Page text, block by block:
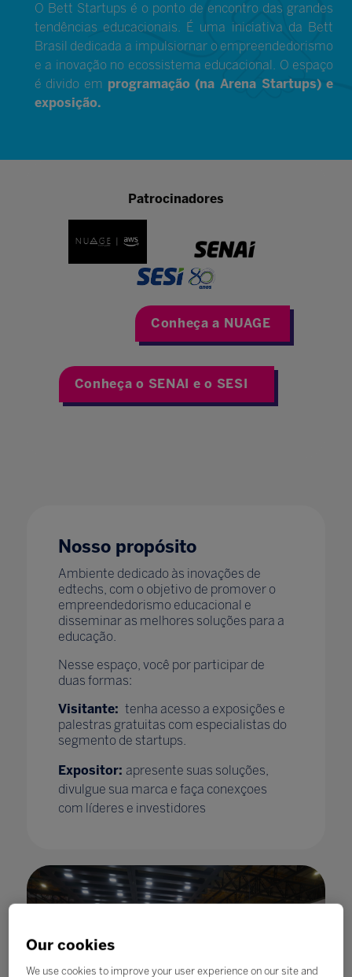
O Bett Startups é o ponto de encontro das grandes
tendências educacionais. É uma iniciativa da Bett
Brasil dedicada a impulsiornar o empreendedorismo
e a inovação no ecossistema educacional. O espaço
é divido em programação (na Arena Startups) e
exposição.
Patrocinadores
Conheça a NUAGE
Conheça o SENAI e o SESI
Nosso propósito
Ambiente dedicado às inovações de
edtechs, com o objetivo de promover o
empreendedorismo educacional e
disseminar as melhores soluções para a
educação.
Nesse espaço, você por participar de
duas formas:
Visitante: tenha acesso a exposições e
palestras gratuitas com especialistas do
segmento de startups.
Expositor: apresente suas soluções,
divulgue sua marca e faça conexçoes
com líderes e investidores
Our cookies
We use cookies to improve your user experience on our site and